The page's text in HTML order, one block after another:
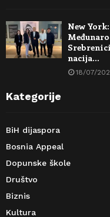
New
nacija…
18/07/
Kategorije
BiH dijaspora
Bosnia Appeal
Dopunske škole
Društvo
Biznis
Kultura